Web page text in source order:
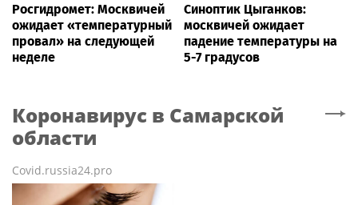
Росгидромет: Москвичей
ожидает «температурный
провал» на следующей
неделе
Синоптик Цыганков:
москвичей ожидает
падение температуры на
5-7 градусов
Коронавирус в Самарской
области
Covid.russia24.pro